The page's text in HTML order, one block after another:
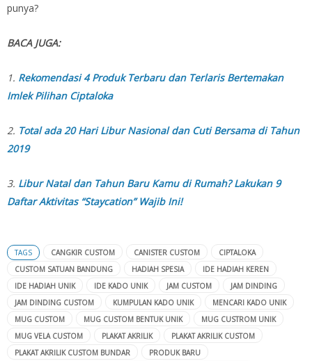
punya?
BACA JUGA:
1. Rekomendasi 4 Produk Terbaru dan Terlaris Bertemakan
Imlek Pilihan Ciptaloka
2. Total ada 20 Hari Libur Nasional dan Cuti Bersama di Tahun
2019
3. Libur Natal dan Tahun Baru Kamu di Rumah? Lakukan 9
Daftar Aktivitas “Staycation” Wajib Ini!
TAGS CANGKIR CUSTOM CANISTER CUSTOM
CIPTALOKA
CUSTOM SATUAN BANDUNG
HADIAH SPESIA
IDE HADIAH KEREN
IDE HADIAH UNIK
IDE KADO UNIK JAM CUSTOM
JAM DINDING
JAM DINDING CUSTOM
KUMPULAN KADO UNIK
MENCARI KADO UNIK
MUG CUSTOM
MUG CUSTOM BENTUK UNIK
MUG CUSTROM UNIK
MUG VELA CUSTOM
PLAKAT AKRILIK
PLAKAT AKRILIK CUSTOM
PLAKAT AKRILIK CUSTOM BUNDAR
PRODUK BARU